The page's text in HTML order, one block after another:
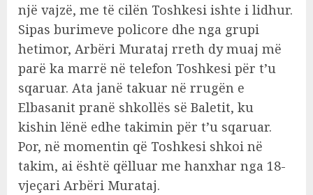
një vajzë, me të cilën Toshkesi ishte i lidhur.
Sipas burimeve policore dhe nga grupi
hetimor, Arbëri Murataj rreth dy muaj më
parë ka marrë në telefon Toshkesi për t’u
sqaruar. Ata janë takuar në rrugën e
Elbasanit pranë shkollës së Baletit, ku
kishin lënë edhe takimin për t’u sqaruar.
Por, në momentin që Toshkesi shkoi në
takim, ai është qëlluar me hanxhar nga 18-
vjeçari Arbëri Murataj.